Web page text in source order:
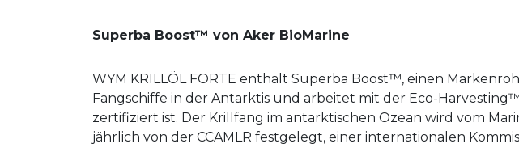
Superba Boost™ von Aker BioMarine
WYM KRILLÖL FORTE enthält Superba Boost™, einen
Fangschiffe in der Antarktis und arbeitet mit der Eco-
zertifiziert ist. Der Krillfang im antarktischen Ozean wird vom
jährlich von der CCAMLR festgelegt, einer internationalen